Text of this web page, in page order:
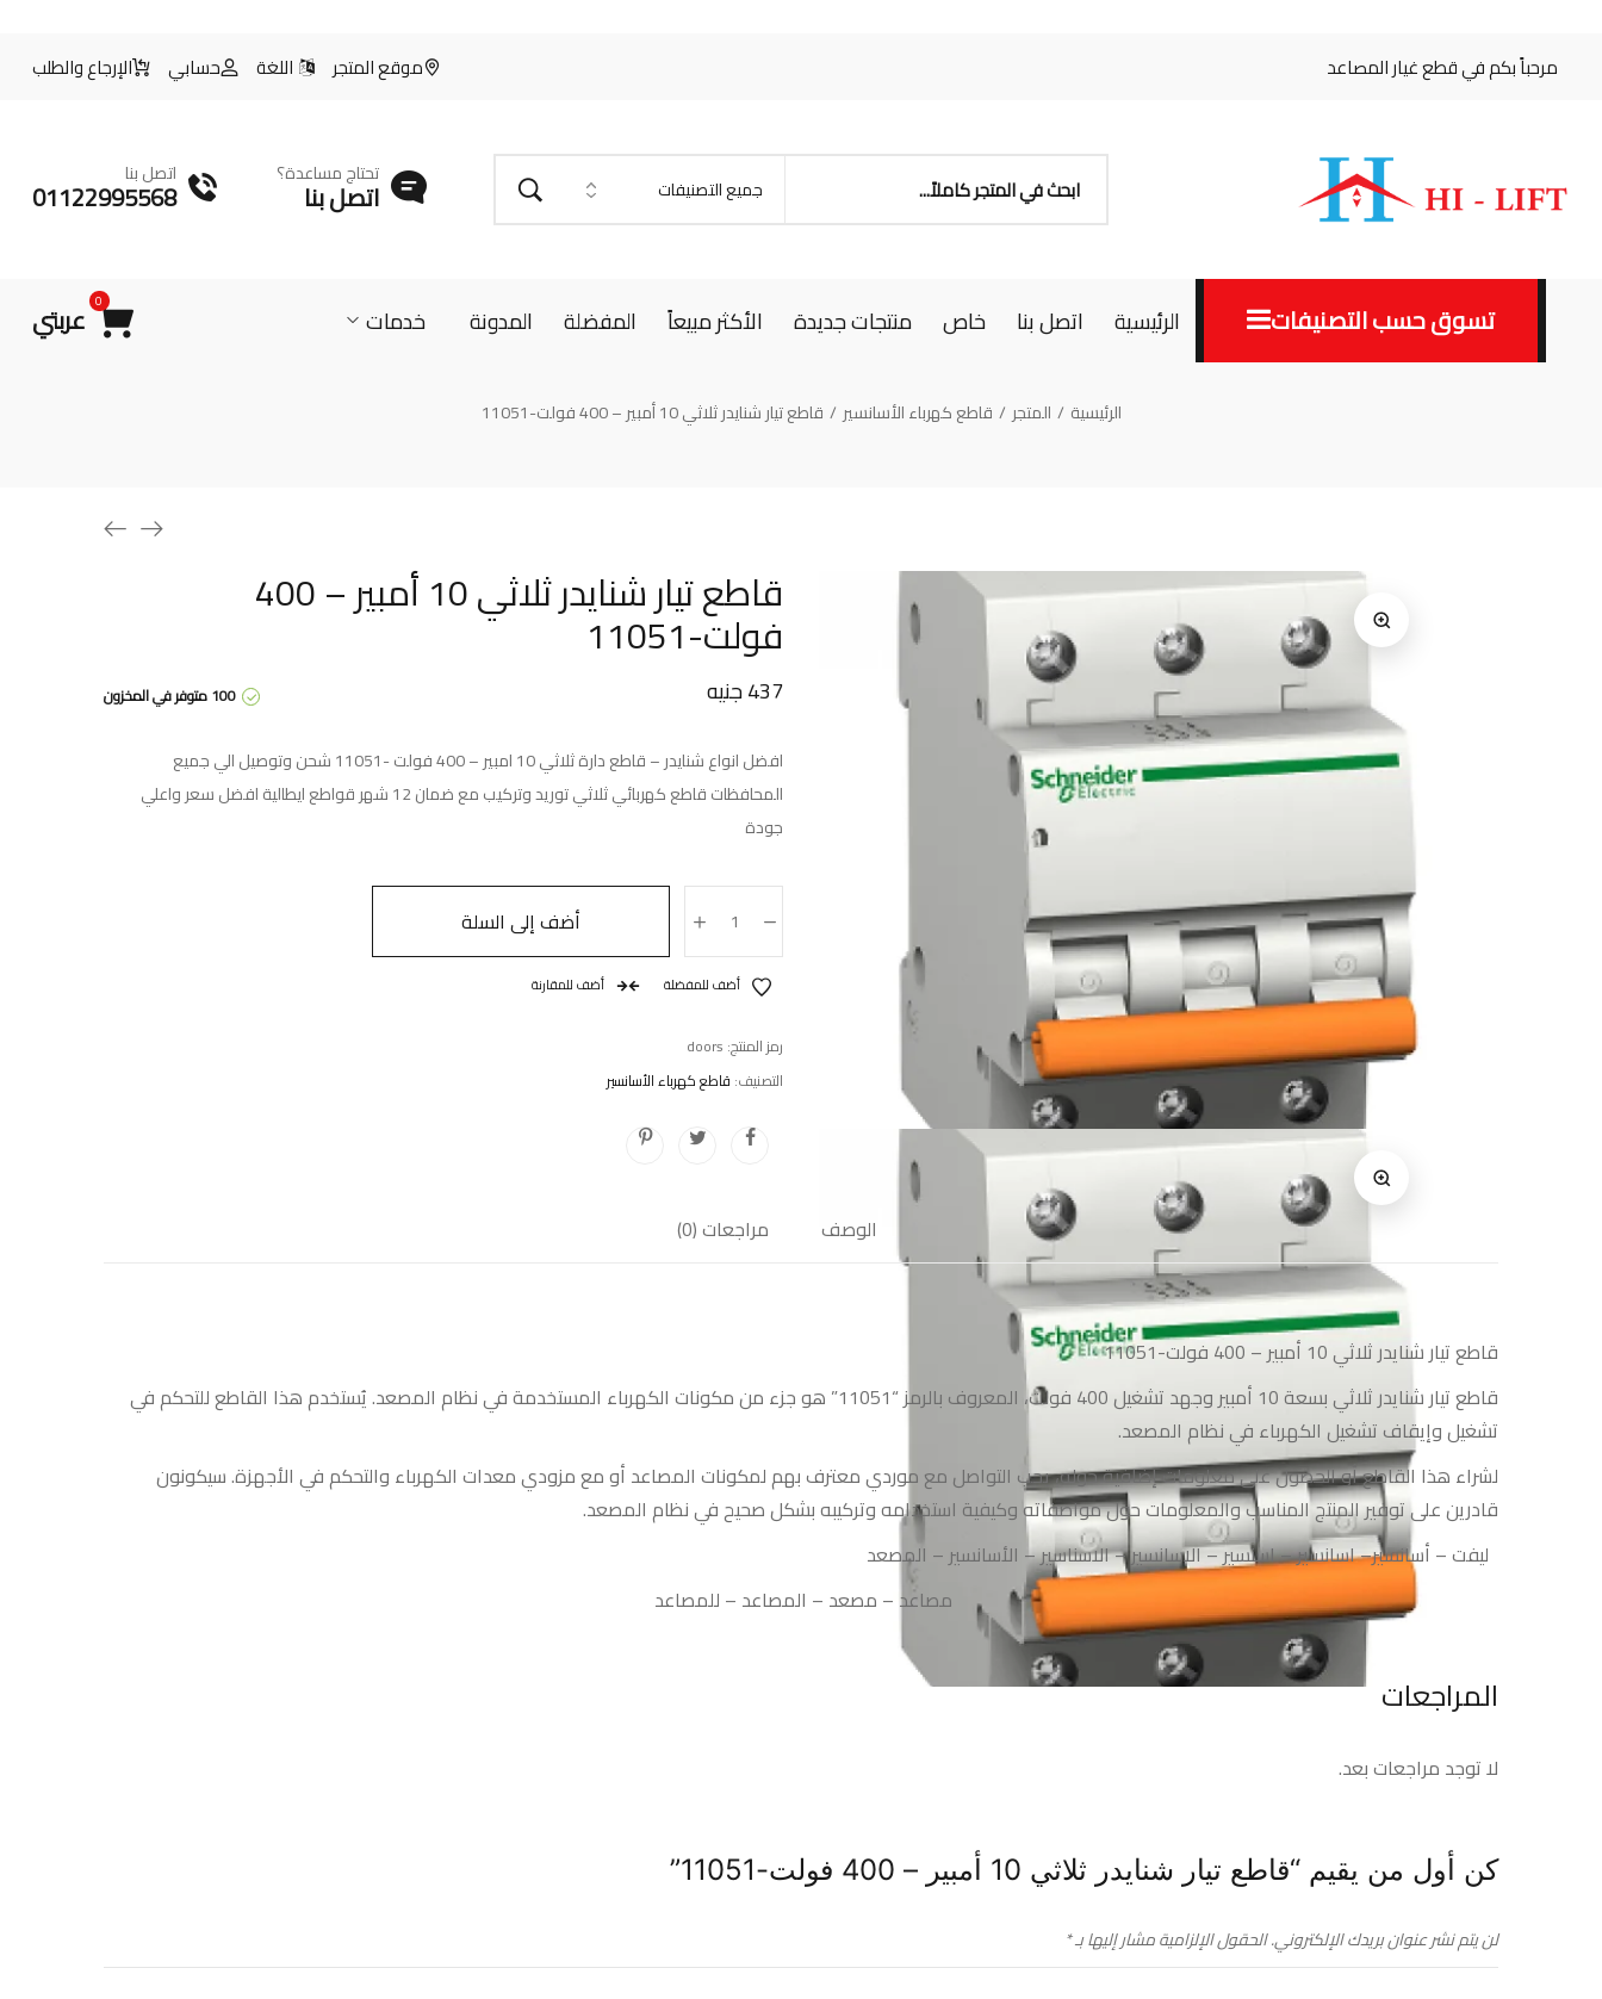
مرحباً بكم في قطع غيار المصاعد موقع المتجر اللغة حسابي الإرجاع والطلب
تحتاج مساعدة؟
اتصل بنا
اتصل بنا
01122995568
تسوق حسب التصنيفات الرئيسية اتصل بنا خاص منتجات جديدة الأكثر مبيعاً المفضلة المدونة خدمات 0 عربتي
الرئيسية / المتجر / قاطع كهرباء الأسانسير / قاطع تيار شنايدر ثلاثي 10 أمبير – 400 فولت-11051
قاطع تيار شنايدر ثلاثي 10 أمبير – 400
فولت-11051
100 متوفر في المخزون 437جنيه
افضل انواع شنايدر – قاطع دارة ثلاثي 10 امبير – 400 فولت -11051 شحن وتوصيل الي جميع
المحافظات قاطع كهربائي ثلاثي توريد وتركيب مع ضمان 12 شهر قواطع ايطالية افضل سعر واعلي
جودة
قاطع
تيار
شنايدر
10
أمبير
400
أضف إلى السلة
أضف للمفضلة أضف للمقارنة
رمز المنتج: doors
التصنيف: قاطع كهرباء الأسانسير
الوصف مراجعات (0)
قاطع تيار شنايدر ثلاثي 10 أمبير – 400 فولت-11051
قاطع تيار شنايدر ثلاثي بسعة 10 أمبير وجهد تشغيل 400 فولت، المعروف بالرمز “11051” هو جزء من مكونات الكهرباء المستخدمة في نظام المصعد. يُستخدم هذا القاطع للتحكم في
تشغيل وإيقاف تشغيل الكهرباء في نظام المصعد.
لشراء هذا القاطع أو الحصول على معلومات إضافية حوله، يجب التواصل مع موردي معترف بهم لمكونات المصاعد أو مع مزودي معدات الكهرباء والتحكم في الأجهزة. سيكونون
قادرين على توفير المنتج المناسب والمعلومات حول مواصفاته وكيفية استخدامه وتركيبه بشكل صحيح في نظام المصعد.
ليفت– أسانسير–اسانسير–اسنسير–الاسانسير–الاسناسير– الأسانسير– المصعد
مصاعد – مصعد – المصاعد – للمصاعد
المراجعات
لا توجد مراجعات بعد.
كن أول من يقيم “قاطع تيار شنايدر ثلاثي 10 أمبير – 400 فولت-11051”
لن يتم نشر عنوان بريدك الإلكتروني.الحقول الإلزامية مشار إليها بـ*